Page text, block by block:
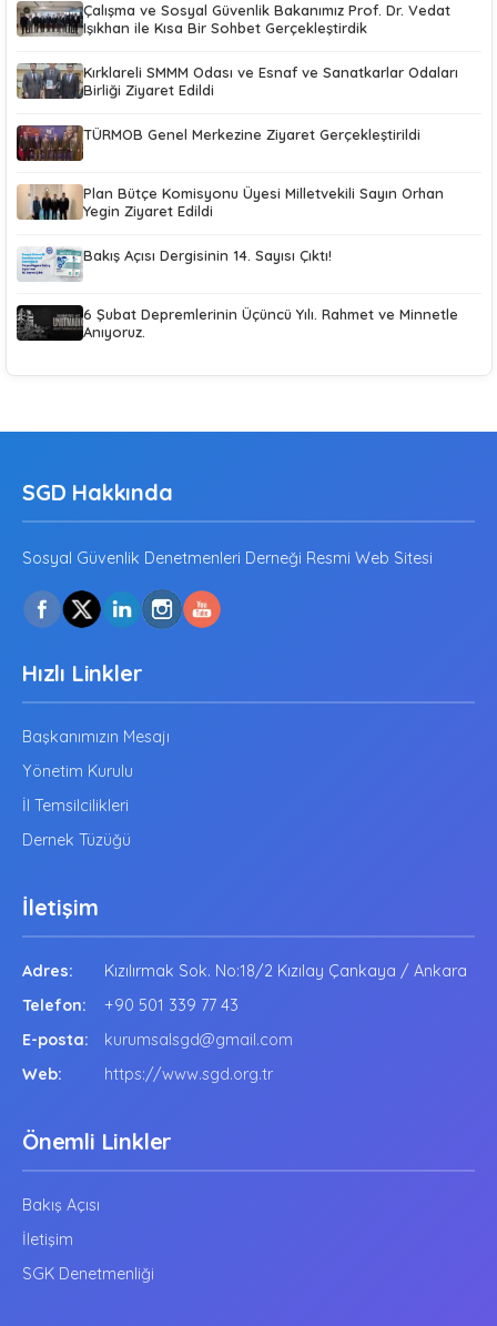
Çalışma ve Sosyal Güvenlik Bakanımız Prof. Dr. Vedat
Işıkhan ile Kısa Bir Sohbet Gerçekleştirdik
Kırklareli SMMM Odası ve Esnaf ve Sanatkarlar Odaları
Birliği Ziyaret Edildi
TÜRMOB Genel Merkezine Ziyaret Gerçekleştirildi
Plan Bütçe Komisyonu Üyesi Milletvekili Sayın Orhan
Yegin Ziyaret Edildi
Bakış Açısı Dergisinin 14. Sayısı Çıktı!
6 Şubat Depremlerinin Üçüncü Yılı. Rahmet ve Minnetle
Anıyoruz.
SGD Hakkında
Sosyal Güvenlik Denetmenleri Derneği Resmi Web Sitesi
Hızlı Linkler
Başkanımızın Mesajı
Yönetim Kurulu
İl Temsilcilikleri
Dernek Tüzüğü
İletişim
Adres:
Kızılırmak Sok. No:18/2 Kızılay Çankaya / Ankara
Telefon:
+90 501 339 77 43
E-posta:
kurumsalsgd@gmail.com
Web:
https://www.sgd.org.tr
Önemli Linkler
Bakış Açısı
İletişim
SGK Denetmenliği